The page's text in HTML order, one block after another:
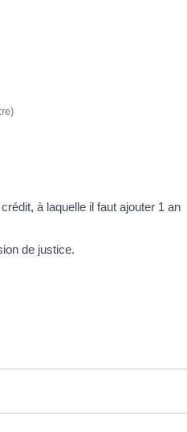
à laquelle il faut ajouter 1 an
de justice.